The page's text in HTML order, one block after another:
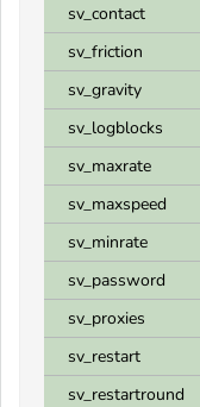
sv_contact
sv_friction
sv_gravity
sv_logblocks
sv_maxrate
sv_maxspeed
sv_minrate
sv_password
sv_proxies
sv_restart
sv_restartround